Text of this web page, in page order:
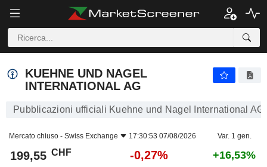
KUEHNE UND NAGEL
INTERNATIONAL AG
Pubblicazioni ufficiali Kuehne und Nagel International AG
Mercato chiuso - Swiss Exchange 17:30:53 07/08/2026 Var. 1 gen.
199,55 CHF -0,27% +16,53%